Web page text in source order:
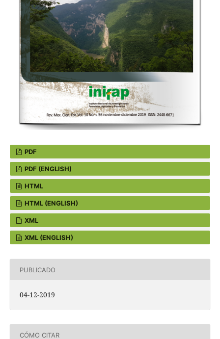
PDF
PDF (ENGLISH)
HTML
HTML (ENGLISH)
XML
XML (ENGLISH)
PUBLICADO
04-12-2019
CÓMO CITAR